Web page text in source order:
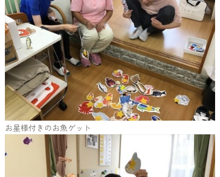
お星様付きのお魚ゲット